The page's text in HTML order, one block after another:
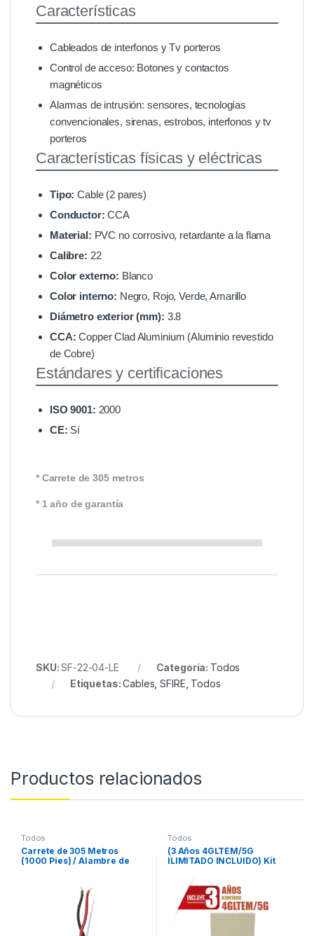
Características
Cableados de interfonos y Tv porteros
Control de acceso: Botones y contactos
magnéticos
Alarmas de intrusión: sensores, tecnologías
convencionales, sirenas, estrobos, interfonos y tv
porteros
Características físicas y eléctricas
Tipo: Cable (2 pares)
Conductor: CCA
Material: PVC no corrosivo, retardante a la flama
Calibre: 22
Color externo: Blanco
Color interno: Negro, Rojo, Verde, Amarillo
Diámetro exterior (mm): 3.8
CCA: Copper Clad Aluminium (Aluminio revestido
de Cobre)
Estándares y certificaciones
ISO 9001: 2000
CE: Sí
* Carrete de 305 metros
* 1 año de garantía
SKU:SF-22-04-LE Categoría: Todos
Etiquetas:Cables ,SFIRE Todos
Productos relacionados
Todos
Carrete de 305 Metros
(1000 Pies) / Alambre de
Plenum / Color Naranja /
Para Aplicaciones en
Sistemas de Detección de
Incendio y Sistemas de
Todos
(3 Años 4GLTEM/5G
ILIMITADO INCLUIDO) Kit
4GLTEM/5G MN01, Teclado,
Gabinete, Batería y
Transformador